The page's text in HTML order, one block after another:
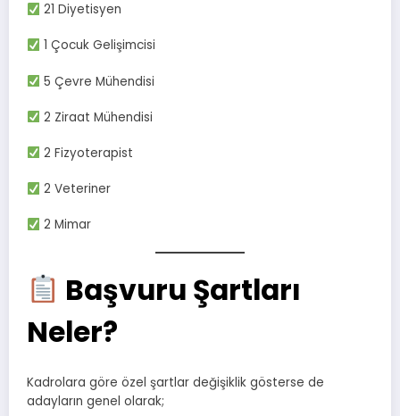
21 Diyetisyen
1 Çocuk Gelişimcisi
5 Çevre Mühendisi
2 Ziraat Mühendisi
2 Fizyoterapist
2 Veteriner
2 Mimar
Başvuru Şartları
Neler?
Kadrolara göre özel şartlar değişiklik gösterse de
adayların genel olarak;